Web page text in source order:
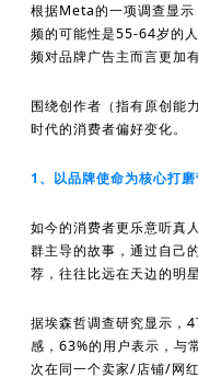
根据Meta的一项调查显
频的可能性是55-64岁的
频对品牌广告主而言更加有
围绕创作者（指有原创能
时代的消费者偏好变化。
1、以品牌使命为核心打
如今的消费者更乐意听真
群主导的故事，通过自己
荐，往往比远在天边的明
据埃森哲调查研究显示，
感，63%的用户表示，与
次在同一个卖家/店铺/网红